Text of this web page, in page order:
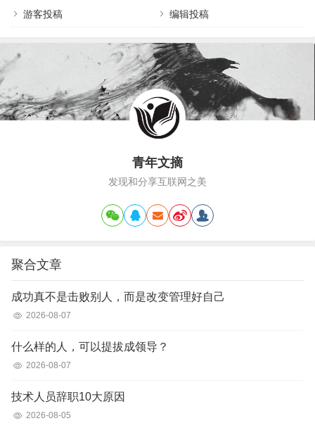
哪怕只有一天我也知足多想能和你朝朝暮暮可惜如
今却是天涯陌路漫漫长夜受尽相思的苦这是爱对我
物看过太多的相爱终被相负爱你的话我顽强忍住直
到被思念销魂…
游客投稿 编辑投稿
青年文摘
发现和分享互联网之美
聚合文章
成功真不是击败别人，而是改变管理好自己
2026-08-07
什么样的人，可以提拔成领导？
2026-08-07
技术人员辞职10大原因
2026-08-05